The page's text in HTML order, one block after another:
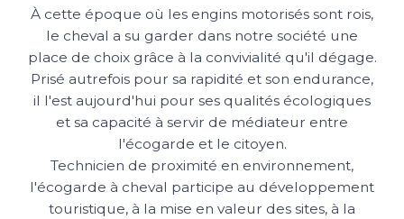
À cette époque où les engins motorisés sont rois,
le cheval a su garder dans notre société une
place de choix grâce à la convivialité qu'il dégage.
Prisé autrefois pour sa rapidité et son endurance,
il l'est aujourd'hui pour ses qualités écologiques
et sa capacité à servir de médiateur entre
l'écogarde et le citoyen.
Technicien de proximité en environnement,
l'écogarde à cheval participe au développement
touristique, à la mise en valeur des sites, à la